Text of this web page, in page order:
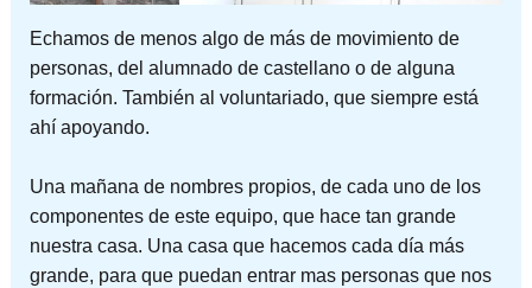
Echamos de menos algo de más de movimiento de
personas, del alumnado de castellano o de alguna
formación. También al voluntariado, que siempre está
ahí apoyando.
Una mañana de nombres propios, de cada uno de los
componentes de este equipo, que hace tan grande
nuestra casa. Una casa que hacemos cada día más
grande, para que puedan entrar mas personas que nos